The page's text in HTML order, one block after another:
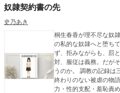
奴隷契約書の先
史乃あき
桐生春香が理不尽な奴
の私的な奴隷へと堕ち
ず、拒みながらも、罰
対、服従は義務。だが
うのか。 調教の記録は
終わりのない被虐の物
力・性的支配・羞恥責